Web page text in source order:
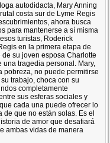
autodidacta, Mary Anning
costa sur de Lyme Regis
ahora busca
para mantenerse a sí misma
turistas, Roderick
en la primera etapa de
su joven esposa Charlotte
una tragedia personal. Mary,
pobreza, no puede permitirse
trabajo, choca con su
completamente
sus esferas sociales y
cada una puede ofrecer lo
de que no están solas. Es el
de amor que desafiará
ambas vidas de manera